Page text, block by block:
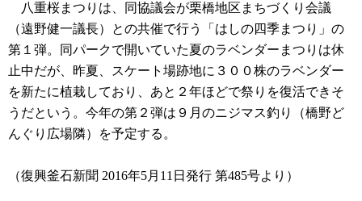
八重桜まつりは、同協議会が栗橋地区まちづくり会議
（遠野健一議長）との共催で行う「はしの四季まつり」の
第１弾。同パークで開いていた夏のラベンダーまつりは休
止中だが、昨夏、スケート場跡地に３００株のラベンダー
を新たに植栽しており、あと２年ほどで祭りを復活できそ
うだという。今年の第２弾は９月のニジマス釣り（橋野ど
んぐり広場隣）を予定する。
（復興釜石新聞 2016年5月11日発行 第485号より）